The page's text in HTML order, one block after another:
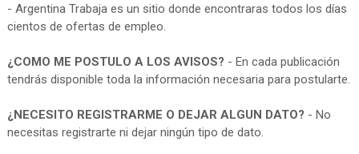
- Argentina Trabaja es un sitio donde encontraras todos los días
cientos de ofertas de empleo.
¿COMO ME POSTULO A LOS AVISOS? - En cada publicación
tendrás disponible toda la información necesaria para postularte.
¿NECESITO REGISTRARME O DEJAR ALGUN DATO? - No
necesitas registrarte ni dejar ningún tipo de dato.